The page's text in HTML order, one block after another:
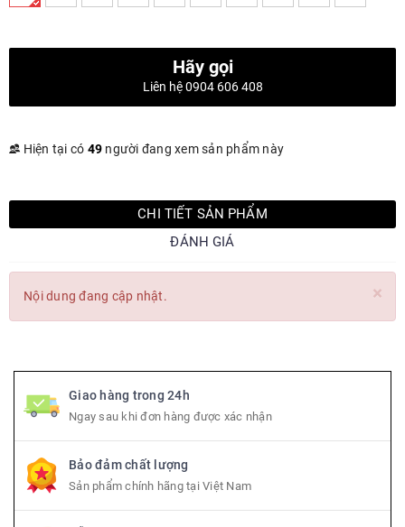
Hãy gọi
Liên hệ 0904 606 408
Hiện tại có 49 người đang xem sản phẩm này
CHI TIẾT SẢN PHẨM
ĐÁNH GIÁ
×
Nội dung đang cập nhật.
Giao hàng trong 24h
Ngay sau khi đơn hàng được xác nhận
Bảo đảm chất lượng
Sản phẩm chính hãng tại Việt Nam